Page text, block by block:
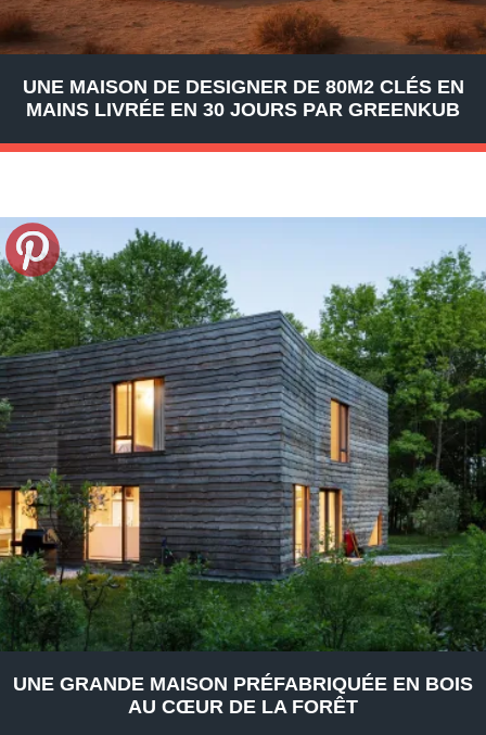
UNE MAISON DE DESIGNER DE 80M2 CLÉS EN
MAINS LIVRÉE EN 30 JOURS PAR GREENKUB
UNE GRANDE MAISON PRÉFABRIQUÉE EN BOIS
AU CŒUR DE LA FORÊT